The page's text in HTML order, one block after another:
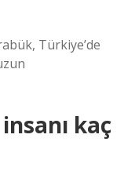
Türkiye’de
kaç